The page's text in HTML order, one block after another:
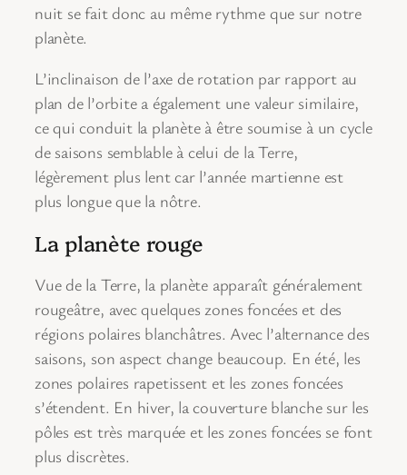
nuit se fait donc au même rythme que sur notre
planète.
L’inclinaison de l’axe de rotation par rapport au
plan de l’orbite a également une valeur similaire,
ce qui conduit la planète à être soumise à un cycle
de saisons semblable à celui de la Terre,
légèrement plus lent car l’année martienne est
plus longue que la nôtre.
La planète rouge
Vue de la Terre, la planète apparaît généralement
rougeâtre, avec quelques zones foncées et des
régions polaires blanchâtres. Avec l’alternance des
saisons, son aspect change beaucoup. En été, les
zones polaires rapetissent et les zones foncées
s’étendent. En hiver, la couverture blanche sur les
pôles est très marquée et les zones foncées se font
plus discrètes.